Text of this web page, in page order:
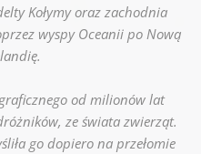
Kołymy oraz zachodnia
wyspy Oceanii po Nową
od milionów lat
ze świata zwierząt.
go dopiero na przełomie